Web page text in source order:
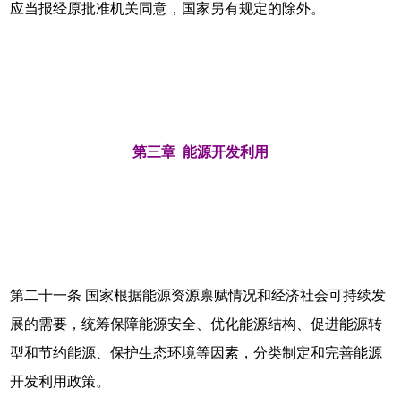
应当报经原批准机关同意，国家另有规定的除外。
第三章 能源开发利用
第二十一条 国家根据能源资源禀赋情况和经济社会可持续发
展的需要，统筹保障能源安全、优化能源结构、促进能源转
型和节约能源、保护生态环境等因素，分类制定和完善能源
开发利用政策。